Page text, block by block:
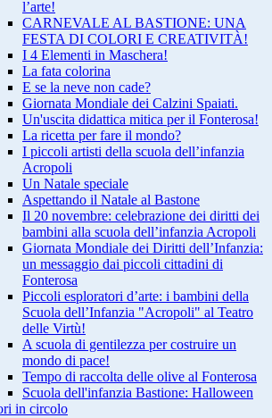
l’arte!
CARNEVALE AL BASTIONE: UNA
FESTA DI COLORI E CREATIVITÀ!
I 4 Elementi in Maschera!
La fata colorina
E se la neve non cade?
Giornata Mondiale dei Calzini Spaiati.
Un'uscita didattica mitica per il Fonterosa!
La ricetta per fare il mondo?
I piccoli artisti della scuola dell’infanzia
Acropoli
Un Natale speciale
Aspettando il Natale al Bastone
Il 20 novembre: celebrazione dei diritti dei
bambini alla scuola dell’infanzia Acropoli
Giornata Mondiale dei Diritti dell’Infanzia:
un messaggio dai piccoli cittadini di
Fonterosa
Piccoli esploratori d’arte: i bambini della
Scuola dell’Infanzia "Acropoli" al Teatro
delle Virtù!
A scuola di gentilezza per costruire un
mondo di pace!
Tempo di raccolta delle olive al Fonterosa
Scuola dell'infanzia Bastione: Halloween
in circolo